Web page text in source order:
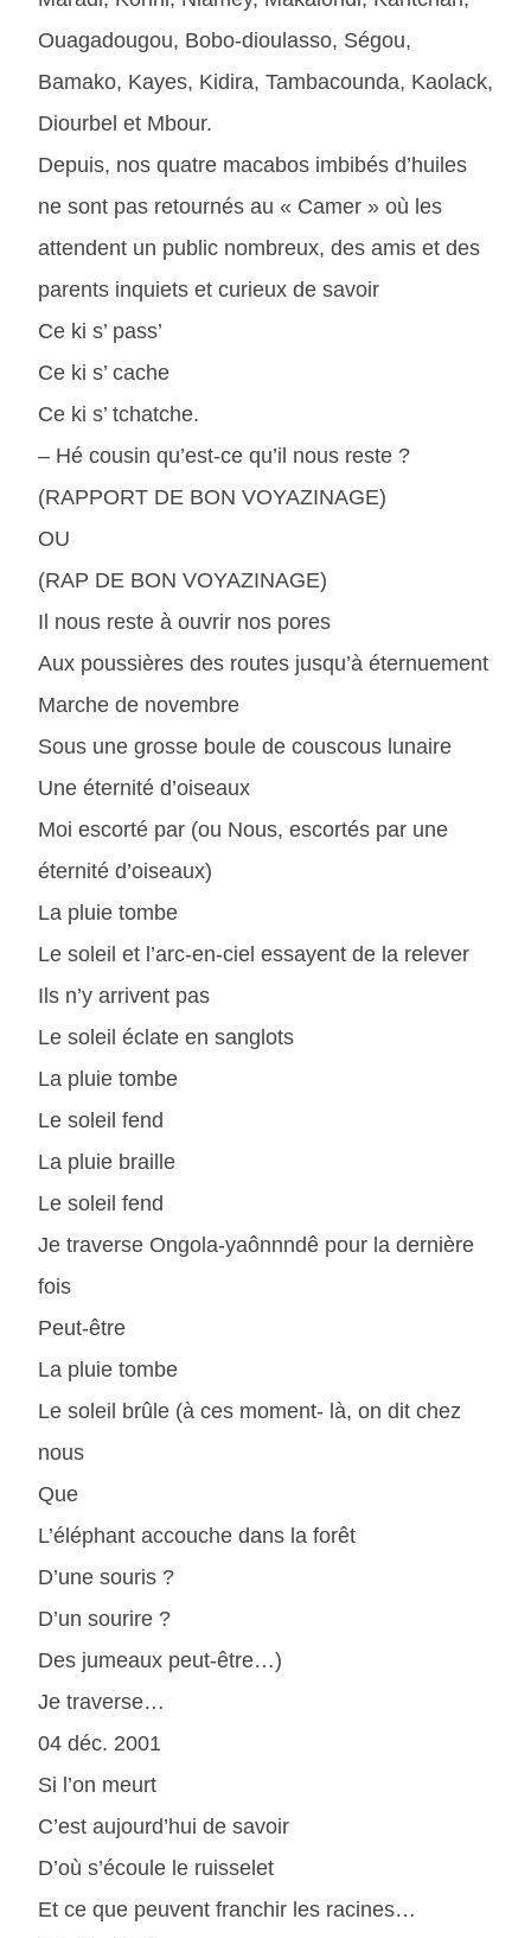
Ouagadougou, Bobo-dioulasso, Ségou,
Bamako, Kayes, Kidira, Tambacounda, Kaolack,
Diourbel et Mbour.
Depuis, nos quatre macabos imbibés d’huiles
ne sont pas retournés au « Camer » où les
attendent un public nombreux, des amis et des
parents inquiets et curieux de savoir
Ce ki s’ pass’
Ce ki s’ cache
Ce ki s’ tchatche.
– Hé cousin qu’est-ce qu’il nous reste ?
(RAPPORT DE BON VOYAZINAGE)
OU
(RAP DE BON VOYAZINAGE)
Il nous reste à ouvrir nos pores
Aux poussières des routes jusqu’à éternuement
Marche de novembre
Sous une grosse boule de couscous lunaire
Une éternité d’oiseaux
Moi escorté par (ou Nous, escortés par une
éternité d’oiseaux)
La pluie tombe
Le soleil et l’arc-en-ciel essayent de la relever
Ils n’y arrivent pas
Le soleil éclate en sanglots
La pluie tombe
Le soleil fend
La pluie braille
Le soleil fend
Je traverse Ongola-yaônnndê pour la dernière
fois
Peut-être
La pluie tombe
Le soleil brûle (à ces moment- là, on dit chez
nous
Que
L’éléphant accouche dans la forêt
D’une souris ?
D’un sourire ?
Des jumeaux peut-être…)
Je traverse…
04 déc. 2001
Si l’on meurt
C’est aujourd’hui de savoir
D’où s’écoule le ruisselet
Et ce que peuvent franchir les racines…